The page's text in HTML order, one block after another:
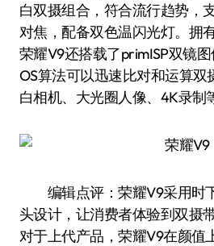
白双摄组合，符合流行趋势，
对焦，配备双色温闪光灯。拥
荣耀V9还搭载了primISP双镜
OS算法可以迅速比对和运算双
白相机、大光圈人像、4K录制
编辑点评：荣耀V9采用时
头设计，让消费者体验到双摄
对于上代产品，荣耀V9在颜值